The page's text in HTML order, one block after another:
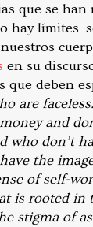
que se
hay límites
en su
que deben
are
and
who don’t
the
of self-
is rooted in
stigma of